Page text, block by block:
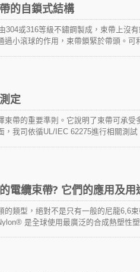
的自鎖式結構
304或316等級不鏽鋼製成，束帶上沒
過小滾球的作用，束帶鎖緊於帶頭。可
定
束帶的重要準則。它說明了束帶可承
，我司依循UL/IEC 62275進行相關測試
電纜束帶? 它們的應用及用
的類型，絕對不是只有一般的尼龍6,6
是全球使用最廣泛的合成熱塑性